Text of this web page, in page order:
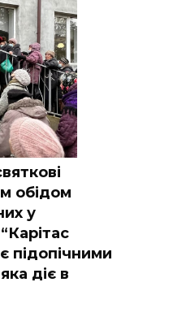
обідом
у
підопічними
діє в